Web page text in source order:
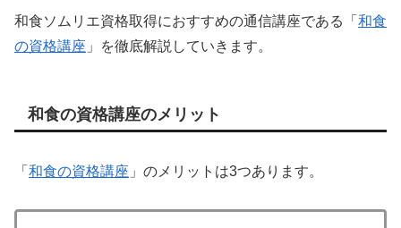
和食ソムリエ資格取得におすすめの通信講座である「 和食
の資格講座 」を徹底解説していきます。
和食の資格講座のメリット
「 和食の資格講座 」のメリットは3つあります。